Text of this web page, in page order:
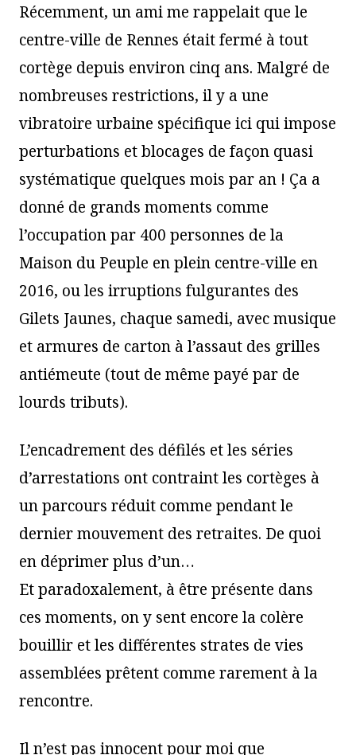
Récemment, un ami me rappelait que le
centre-ville de Rennes était fermé à tout
cortège depuis environ cinq ans. Malgré de
nombreuses restrictions, il y a une
vibratoire urbaine spécifique ici qui impose
perturbations et blocages de façon quasi
systématique quelques mois par an ! Ça a
donné de grands moments comme
l’occupation par 400 personnes de la
Maison du Peuple en plein centre-ville en
2016, ou les irruptions fulgurantes des
Gilets Jaunes, chaque samedi, avec musique
et armures de carton à l’assaut des grilles
antiémeute (tout de même payé par de
lourds tributs).
L’encadrement des défilés et les séries
d’arrestations ont contraint les cortèges à
un parcours réduit comme pendant le
dernier mouvement des retraites. De quoi
en déprimer plus d’un…
Et paradoxalement, à être présente dans
ces moments, on y sent encore la colère
bouillir et les différentes strates de vies
assemblées prêtent comme rarement à la
rencontre.
Il n’est pas innocent pour moi que